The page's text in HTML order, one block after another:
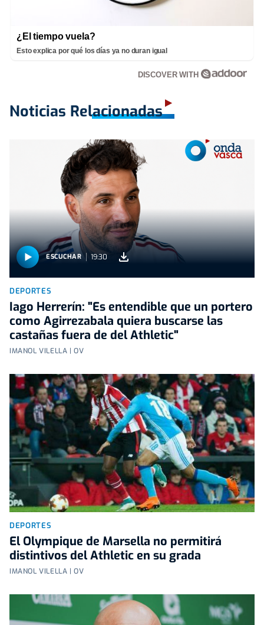
¿El tiempo vuela?
Esto explica por qué los días ya no duran igual
DISCOVER WITH
Noticias Relacionadas
ESCUCHAR 19:30
DEPORTES
Iago Herrerín: "Es entendible que un portero
como Agirrezabala quiera buscarse las
castañas fuera de del Athletic"
IMANOL VILELLA | OV
DEPORTES
El Olympique de Marsella no permitirá
distintivos del Athletic en su grada
IMANOL VILELLA | OV